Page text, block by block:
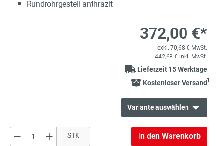
Rundrohrgestell anthrazit
372,00 €*
exkl. 70,68 € MwSt.
442,68 € inkl. MwSt.
Lieferzeit 15 Werktage
Kostenloser Versand1
Variante auswählen
357,00 €*
Produkt Anzahl: Gib den gewünschten
STK In den Warenkorb